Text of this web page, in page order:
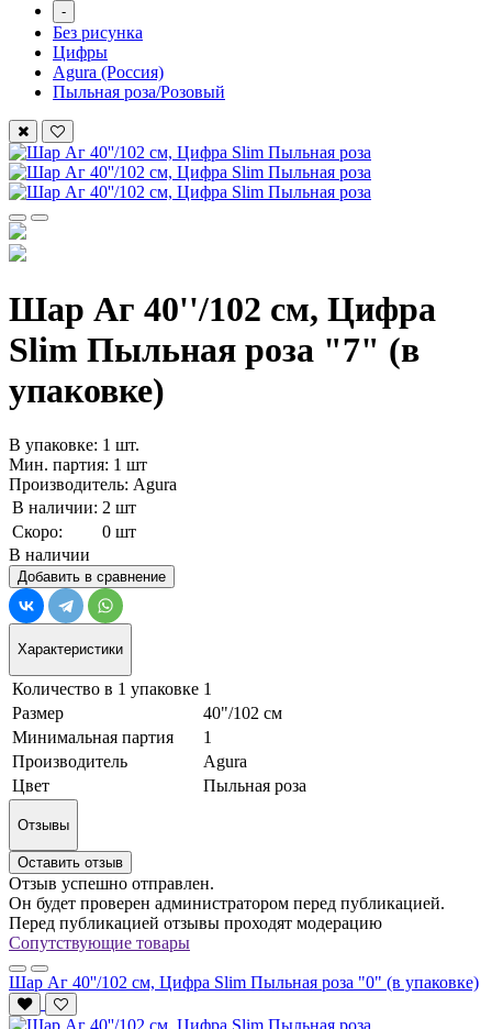
-
Без рисунка
Цифры
Agura (Россия)
Пыльная роза/Розовый
Шар Аг 40''/102 см, Цифра
Slim Пыльная роза "7" (в
упаковке)
В упаковке: 1 шт.
Мин. партия: 1 шт
Производитель: Agura
В наличии: 2 шт
Скоро:
0 шт
В наличии
Добавить в сравнение
Характеристики
Количество в 1 упаковке 1
Размер
40"/102 см
Минимальная партия
1
Производитель
Agura
Цвет
Пыльная роза
Отзывы
Оставить отзыв
Отзыв успешно отправлен.
Он будет проверен администратором перед публикацией.
Перед публикацией отзывы проходят модерацию
Сопутствующие товары
Шар Аг 40''/102 см, Цифра Slim Пыльная роза "0" (в упаковке)